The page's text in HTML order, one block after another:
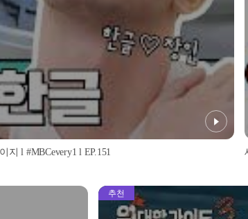
l #MBCevery1 l EP.151
추천